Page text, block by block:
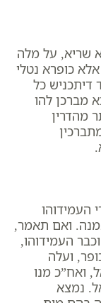
שריא, על מלה
כופרא נטלי
דיתכניש כל
מברכן להו
מהדרין
העמידוהו
ואם תאמר,
העמידוהו,
ועלה
ואח”כ מנו
נמצא